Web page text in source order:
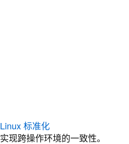
Linux 标准化
实现跨操作环境的一致性。